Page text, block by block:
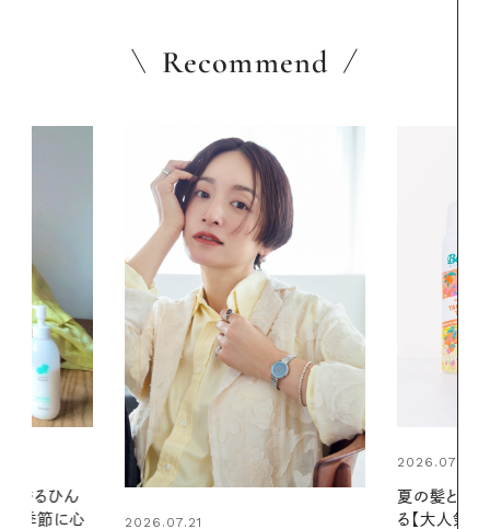
Recommend
2026.07.24
る【大人気のドライシャンプー】 この
2026.06.01
暑い夏のナイ
える夜の爽